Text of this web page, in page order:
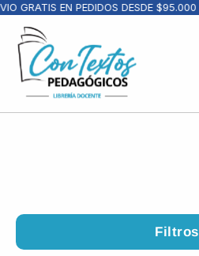
EN PEDIDOS DESDE $95.000
Filtros